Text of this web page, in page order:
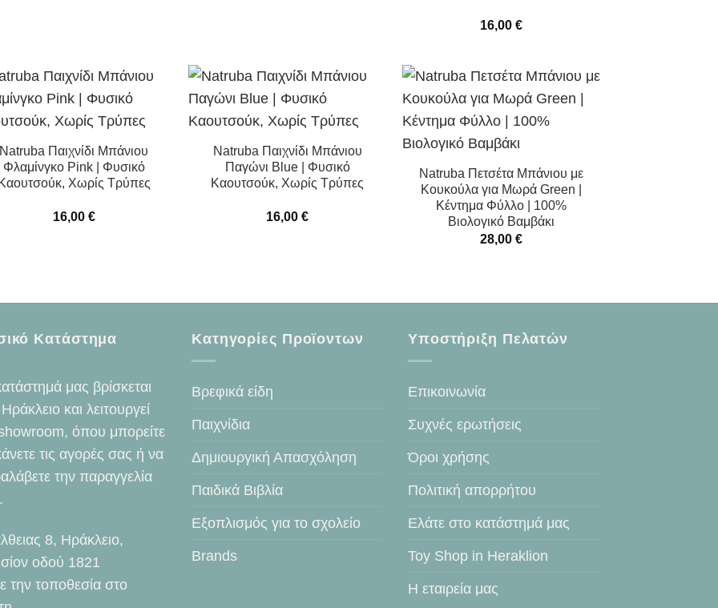
16,00€
Natruba Παιχνίδι Μπάνιου
Φλαμίνγκο Pink | Φυσικό
Χωρίς Τρύπες
16,00 €
Natruba Παιχνίδι Μπάνιου
Παγώνι Blue | Φυσικό
Καουτσούκ, Χωρίς Τρύπες
16,00€
Natruba Πετσέτα Μπάνιου με
Κουκούλα για Μωρά Green |
Κέντημα Φύλλο | 100%
Βιολογικό Βαμβάκι
28,00€
Κατάστημα
μας βρίσκεται
και λειτουργεί
όπου μπορείτε
τις αγορές σας ή να
την παραγγελία
8, Ηράκλειο,
οδού 1821
την τοποθεσία στο
Κατηγορίες Προϊοντων
Βρεφικά είδη
Παιχνίδια
Δημιουργική Απασχόληση
Παιδικά Βιβλία
Εξοπλισμός για το σχολείο
Brands
Υποστήριξη Πελατών
Επικοινωνία
Συχνές ερωτήσεις
Όροι χρήσης
Πολιτική απορρήτου
Ελάτε στο κατάστημά μας
Toy Shop in Heraklion
Η εταιρεία μας